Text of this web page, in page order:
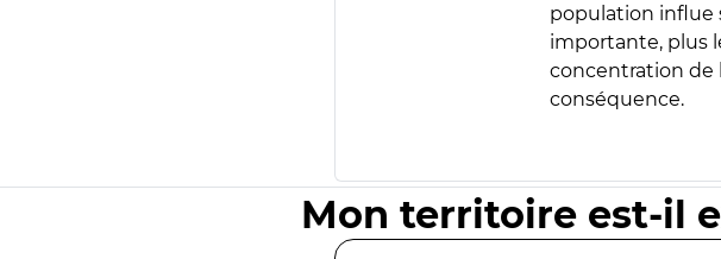
population influe
importante, plus
concentration de
conséquence.
Mon territoire est-il